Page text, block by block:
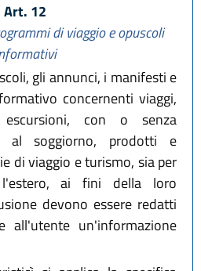
Art. 12
di viaggio e opuscoli
gli annunci, i manifesti e
concernenti viaggi,
con o senza
al soggiorno, prodotti e
di viaggio e turismo, sia per
ai fini della loro
devono essere redatti
un'informazione